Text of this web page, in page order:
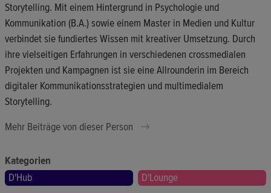
Storytelling. Mit einem Hintergrund in Psychologie und
Kommunikation (B.A.) sowie einem Master in Medien und Kultur
verbindet sie fundiertes Wissen mit kreativer Umsetzung. Durch
ihre vielseitigen Erfahrungen in verschiedenen crossmedialen
Projekten und Kampagnen ist sie eine Allrounderin im Bereich
digitaler Kommunikationsstrategien und multimedialem
Storytelling.
Mehr Beiträge von dieser Person
Kategorien
D'Hub
D'Lounge